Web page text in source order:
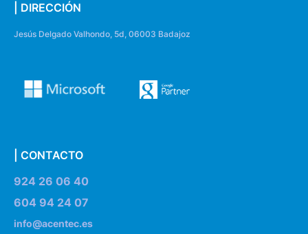
| DIRECCIÓN
Jesús Delgado Valhondo, 5d, 06003 Badajoz
| CONTACTO
924 26 06 40
604 94 24 07
info@acentec.es